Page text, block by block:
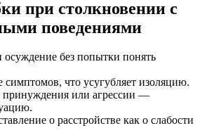
при столкновении с
поведениями
без попытки понять
что усугубляет изоляцию.
принуждения или агрессии —
о расстройстве как о слабости